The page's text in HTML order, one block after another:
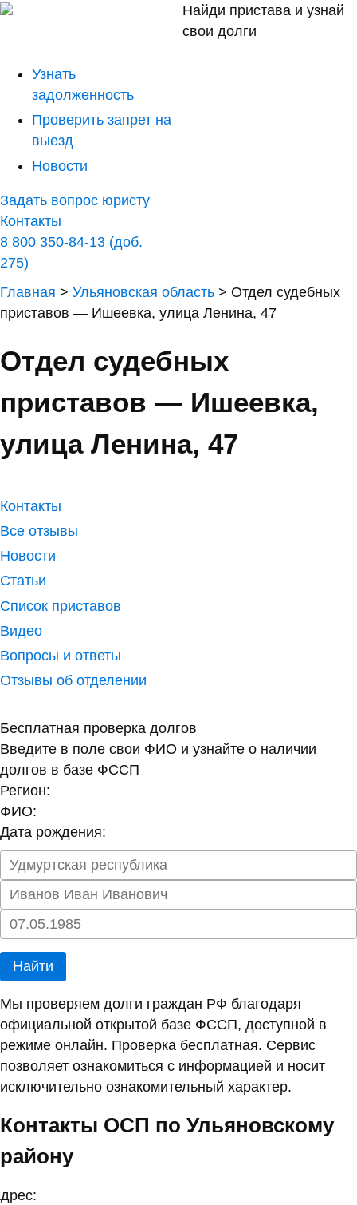
Найди пристава и узнай
свои долги
Узнать
задолженность
Проверить запрет на
выезд
Новости
Задать вопрос юристу
Контакты
8 800 350-84-13 (доб.
275)
Главная > Ульяновская область > Отдел судебных
приставов — Ишеевка, улица Ленина, 47
Отдел судебных
приставов — Ишеевка,
улица Ленина, 47
Контакты
Все отзывы
Новости
Статьи
Список приставов
Видео
Вопросы и ответы
Отзывы об отделении
Бесплатная проверка долгов
Введите в поле свои ФИО и узнайте о наличии
долгов в базе ФССП
Регион:
ФИО:
Дата рождения:
Найти
Мы проверяем долги граждан РФ благодаря
официальной открытой базе ФССП, доступной в
режиме онлайн. Проверка бесплатная. Сервис
позволяет ознакомиться с информацией и носит
исключительно ознакомительный характер.
Контакты ОСП по Ульяновскому
району